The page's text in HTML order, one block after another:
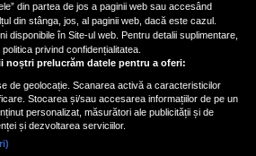
a scos-o din buzunar pentru o
de ochelari de soare și un
din partea de jos a paginii web sau accesând
din stânga, jos, al paginii web, dacă este cazul.
disponibile în Site-ul web. Pentru detalii suplimentare,
privind confidențialitatea.
noștri prelucrăm datele pentru a oferi:
de geolocație. Scanarea activă a caracteristicilor
Stocarea și/sau accesarea informațiilor de pe un
personalizat, măsurători ale publicității și de
și dezvoltarea serviciilor.